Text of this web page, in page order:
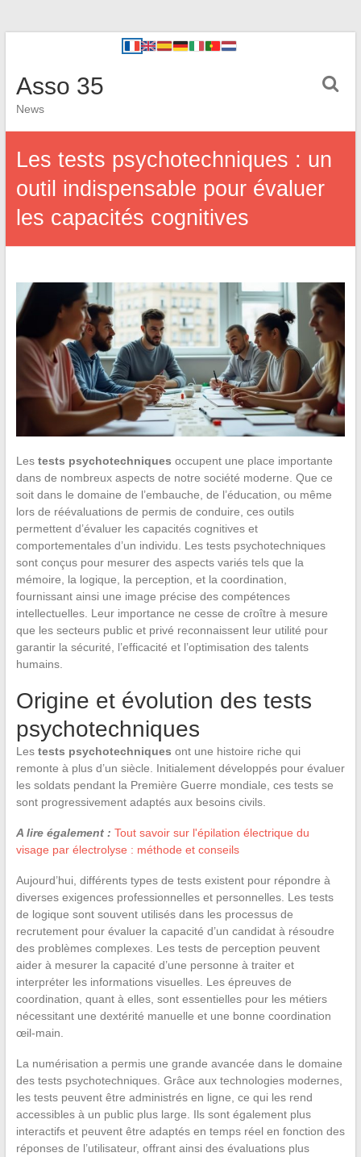
Asso 35
News
Les tests psychotechniques : un
outil indispensable pour évaluer
les capacités cognitives
Les tests psychotechniques occupent une place importante
dans de nombreux aspects de notre société moderne. Que ce
soit dans le domaine de l’embauche, de l’éducation, ou même
lors de réévaluations de permis de conduire, ces outils
permettent d’évaluer les capacités cognitives et
comportementales d’un individu. Les tests psychotechniques
sont conçus pour mesurer des aspects variés tels que la
mémoire, la logique, la perception, et la coordination,
fournissant ainsi une image précise des compétences
intellectuelles. Leur importance ne cesse de croître à mesure
que les secteurs public et privé reconnaissent leur utilité pour
garantir la sécurité, l’efficacité et l’optimisation des talents
humains.
Origine et évolution des tests
psychotechniques
Les tests psychotechniques ont une histoire riche qui
remonte à plus d’un siècle. Initialement développés pour évaluer
les soldats pendant la Première Guerre mondiale, ces tests se
sont progressivement adaptés aux besoins civils.
A lire également : Tout savoir sur l'épilation électrique du
visage par électrolyse : méthode et conseils
Aujourd’hui, différents types de tests existent pour répondre à
diverses exigences professionnelles et personnelles. Les tests
de logique sont souvent utilisés dans les processus de
recrutement pour évaluer la capacité d’un candidat à résoudre
des problèmes complexes. Les tests de perception peuvent
aider à mesurer la capacité d’une personne à traiter et
interpréter les informations visuelles. Les épreuves de
coordination, quant à elles, sont essentielles pour les métiers
nécessitant une dextérité manuelle et une bonne coordination
œil-main.
La numérisation a permis une grande avancée dans le domaine
des tests psychotechniques. Grâce aux technologies modernes,
les tests peuvent être administrés en ligne, ce qui les rend
accessibles à un public plus large. Ils sont également plus
interactifs et peuvent être adaptés en temps réel en fonction des
réponses de l’utilisateur, offrant ainsi des évaluations plus